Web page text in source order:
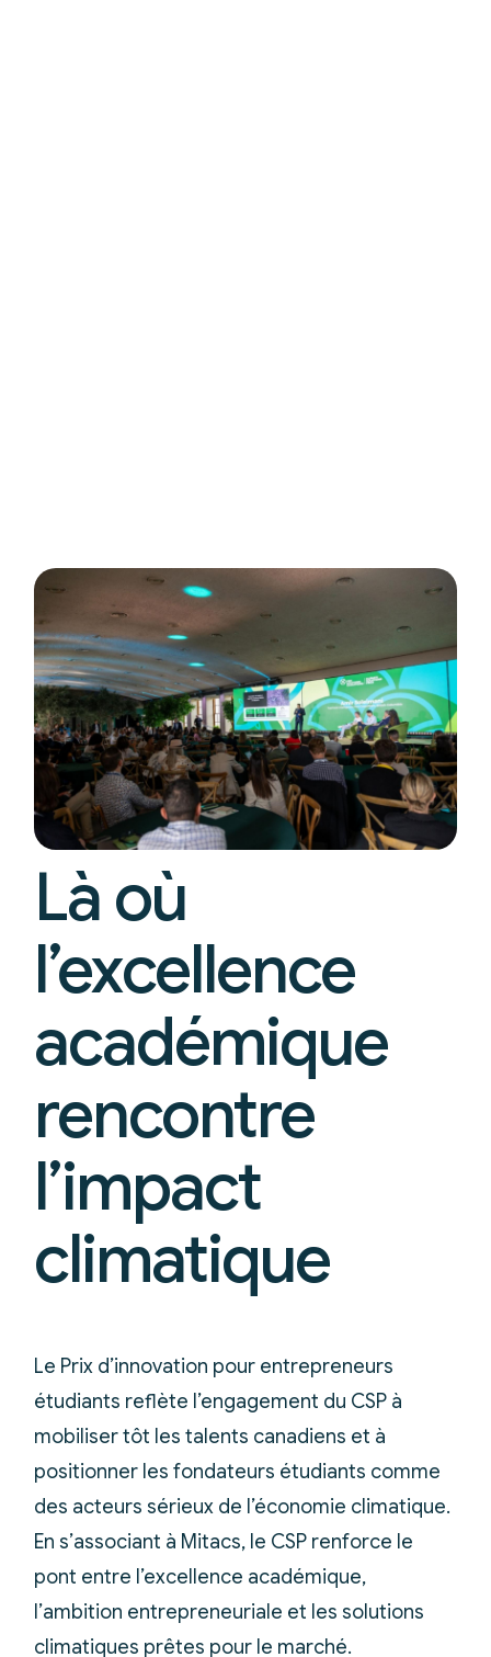
Là où
l’excellence
académique
rencontre
l’impact
climatique
Le Prix d’innovation pour entrepreneurs
étudiants reflète l’engagement du CSP à
mobiliser tôt les talents canadiens et à
positionner les fondateurs étudiants comme
des acteurs sérieux de l’économie climatique.
En s’associant à Mitacs, le CSP renforce le
pont entre l’excellence académique,
l’ambition entrepreneuriale et les solutions
climatiques prêtes pour le marché.